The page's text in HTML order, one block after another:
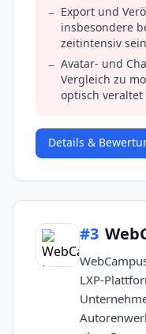
− Export und
insbesondere
zeitintensiv
− Avatar- und
Vergleich zu
optisch
Details &
#3
LXP-